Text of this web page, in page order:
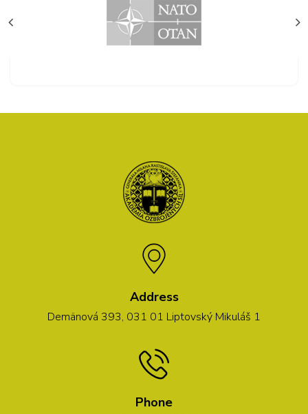
Address
Demänová 393, 031 01 Liptovský Mikuláš 1
Phone